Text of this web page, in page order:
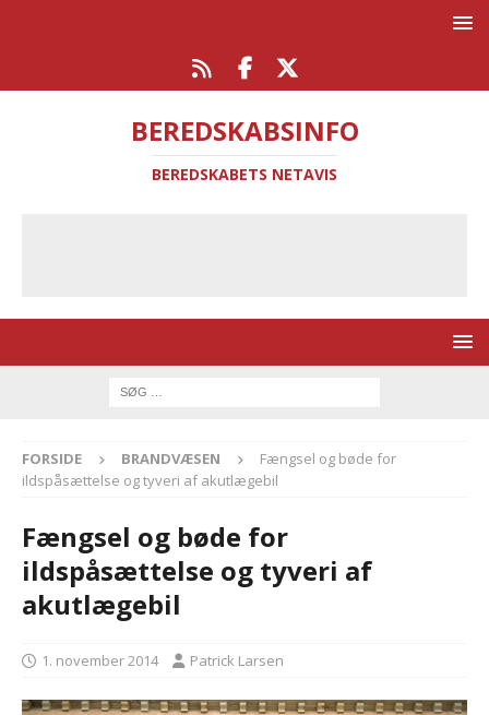
BEREDSKABSINFO
BEREDSKABETS NETAVIS
FORSIDE BRANDVÆSEN
Fængsel og bøde for
ildspåsættelse og tyveri af akutlægebil
Fængsel og bøde for
ildspåsættelse og tyveri af
akutlægebil
1. november 2014 Patrick Larsen